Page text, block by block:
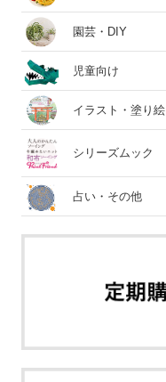
園芸・DIY
児童向け
イラスト・塗り絵
シリーズムック
占い・その他